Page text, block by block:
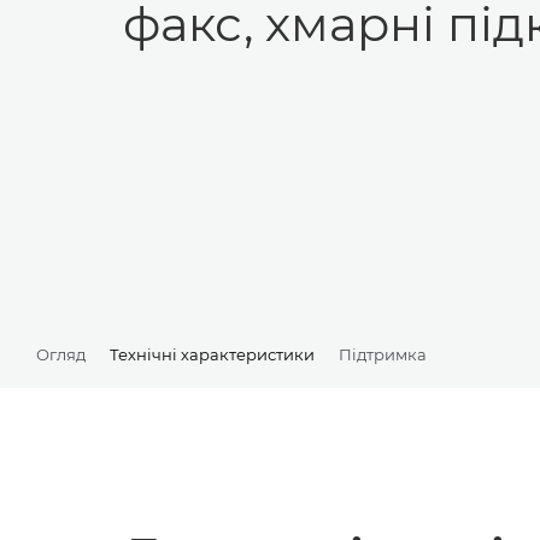
факс, хмарні
Огляд Технічні характеристики Підтримка